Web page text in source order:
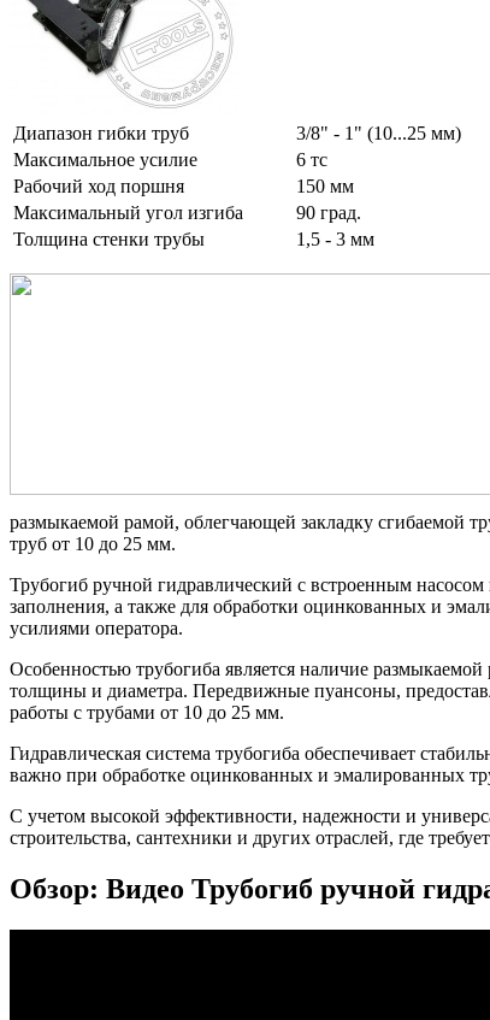
Диапазон гибки труб
3/8" - 1" (10...25 мм)
Максимальное усилие
6 тс
Рабочий ход поршня
150 мм
Максимальный угол изгиба
90 град.
Толщина стенки трубы
1,5 - 3 мм
размыкаемой рамой, облегчающей закладку сгибаемой
труб от 10 до 25 мм.
Трубогиб ручной гидравлический с встроенным насосом
заполнения, а также для обработки оцинкованных и
усилиями оператора.
Особенностью трубогиба является наличие
толщины и диаметра. Передвижные пуансоны,
работы с трубами от 10 до 25 мм.
Гидравлическая система трубогиба обеспечивает
важно при обработке оцинкованных и эмалированных
С учетом высокой эффективности, надежности и
строительства, сантехники и других отраслей, где
Обзор: Видео Трубогиб ручной